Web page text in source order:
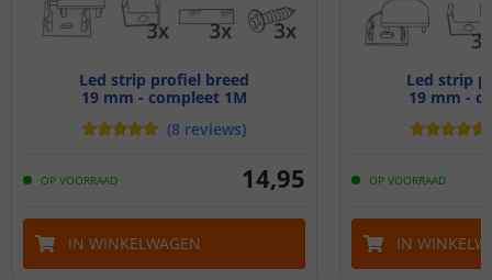
Led strip profiel breed
19 mm - compleet 1M
(8 reviews)
OP VOORRAAD 14,95
IN WINKELWAGEN
Led strip
19 mm -
OP VOORRAAD
IN